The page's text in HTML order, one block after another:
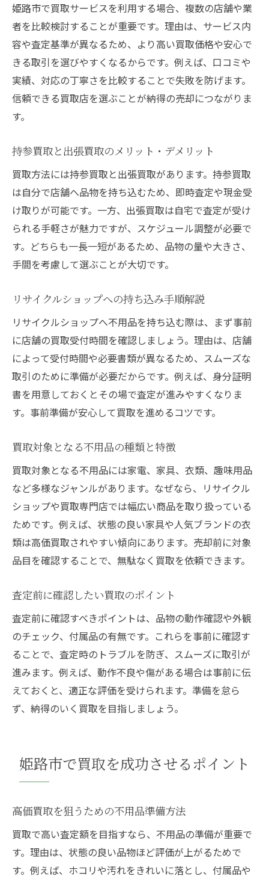
姫路市で買取サービスを利用する場合、複数の店舗や業
者を比較検討することが重要です。理由は、サービス内
容や査定基準が異なるため、より高い買取価格や安心で
きる取引を選びやすくなるからです。例えば、口コミや
実績、対応の丁寧さを比較することで失敗を防げます。
信頼できる買取店を選ぶことが納得の売却につながりま
す。
持参買取と出張買取のメリット・デメリット
買取方法には持参買取と出張買取があります。持参買取
は自分で店舗へ品物を持ち込むため、即時査定や現金受
け取りが可能です。一方、出張買取は自宅で査定が受け
られる手軽さが魅力ですが、スケジュール調整が必要で
す。どちらも一長一短があるため、品物の量や大きさ、
手間を考慮して選ぶことが大切です。
リサイクルショップへの持ち込み手順解説
リサイクルショップへ不用品を持ち込む際は、まず事前
に店舗の買取受付時間を確認しましょう。理由は、店舗
によって受付時間や必要書類が異なるため、スムーズな
取引のために準備が必要だからです。例えば、身分証明
書を用意しておくとその場で査定が進みやすくなりま
す。事前準備が安心して買取を進めるコツです。
買取対象となる不用品の種類と特徴
買取対象となる不用品には家電、家具、衣類、趣味用品
など多様なジャンルがあります。なぜなら、リサイクル
ショップや買取専門店では幅広い商品を取り扱っている
ためです。例えば、状態の良い家具や人気ブランドの衣
類は高価買取されやすい傾向にあります。売却前に対象
品目を確認することで、無駄なく買取を依頼できます。
査定前に確認したい買取のポイント
査定前に確認すべきポイントは、品物の動作確認や外観
のチェック、付属品の有無です。これらを事前に確認す
ることで、査定時のトラブルを防ぎ、スムーズに取引が
進みます。例えば、動作不良や傷がある場合は事前に伝
えておくと、適正な評価を受けられます。準備を怠ら
ず、納得のいく買取を目指しましょう。
姫路市で買取を成功させるポイント
高価買取を狙うための不用品準備方法
買取で高い査定額を目指すなら、不用品の準備が重要で
す。理由は、状態の良い品物ほど評価が上がるためで
す。例えば、ホコリや汚れをきれいに落とし、付属品や